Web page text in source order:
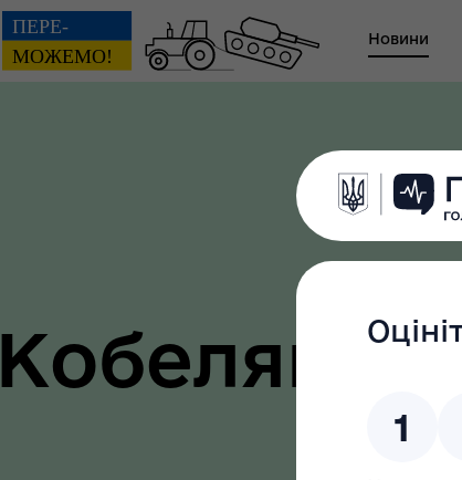
Новини
повноваження міського
голови-секретаря міської